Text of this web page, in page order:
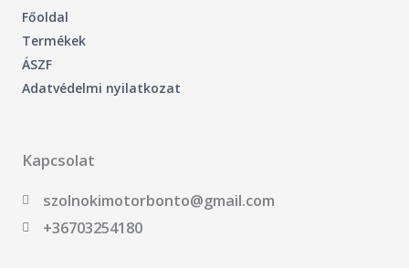
Főoldal
Termékek
ÁSZF
Adatvédelmi nyilatkozat
Kapcsolat
szolnokimotorbonto@gmail.com
+36703254180